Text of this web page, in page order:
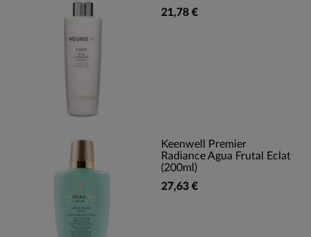
21,78 €
Keenwell Premier
Radiance Agua Frutal Eclat
(200ml)
27,63 €